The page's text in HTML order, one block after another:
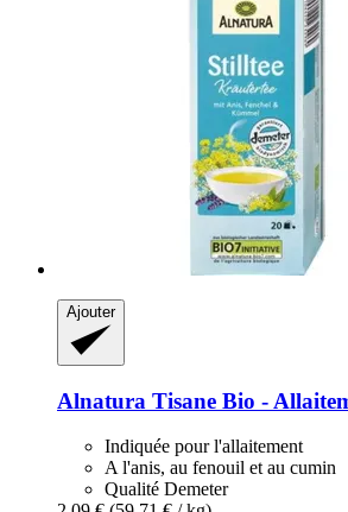
Ajouter
Alnatura Tisane Bio -​
Indiquée pour l'allaitement
A l'anis, au fenouil et au cumin
Qualité Demeter